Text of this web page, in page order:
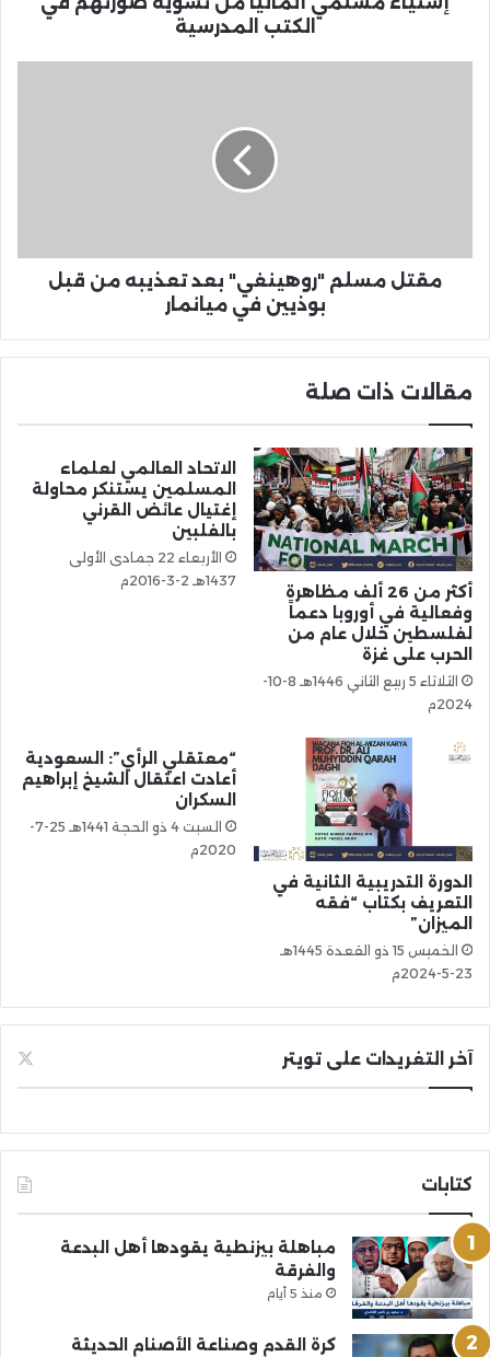
الكتب المدرسية
مقتل مسلم "روهينغي" بعد تعذيبه من قبل
بوذيين في ميانمار
مقالات ذات صلة
أكثر من 26 ألف مظاهرة
وفعالية في أوروبا دعماً
لفلسطين خلال عام من
الحرب على غزة
الثلاثاء 5 ربيع الثاني 1446هـ 8-10-
2024م
الاتحاد العالمي لعلماء
المسلمين يستنكر محاولة
إغتيال عائض القرني
بالفلبين
الأربعاء 22 جمادى الأولى
1437هـ 2-3-2016م
الدورة التدريبية الثانية في
التعريف بكتاب “فقه
الميزان”
الخميس 15 ذو القعدة 1445هـ
23-5-2024م
“معتقلي الرأي”: السعودية
أعادت اعتقال الشيخ إبراهيم
السكران
السبت 4 ذو الحجة 1441هـ 25-7-
2020م
آخر التغريدات على تويتر
كتابات
مباهلة بيزنطية يقودها أهل البدعة
والفرقة
منذ 5 أيام
كرة القدم وصناعة الأصنام الحديثة